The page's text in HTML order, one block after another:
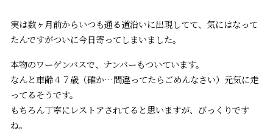
実は数ヶ月前からいつも通る道沿いに出現してて、気にはなって
たんですがついに今日寄ってしまいました。
本物のワーゲンバスで、ナンバーもついています。
なんと車齢４７歳（確か…間違ってたらごめんなさい）元気に走
ってるそうです。
もちろん丁寧にレストアされてると思いますが、びっくりです
ね。